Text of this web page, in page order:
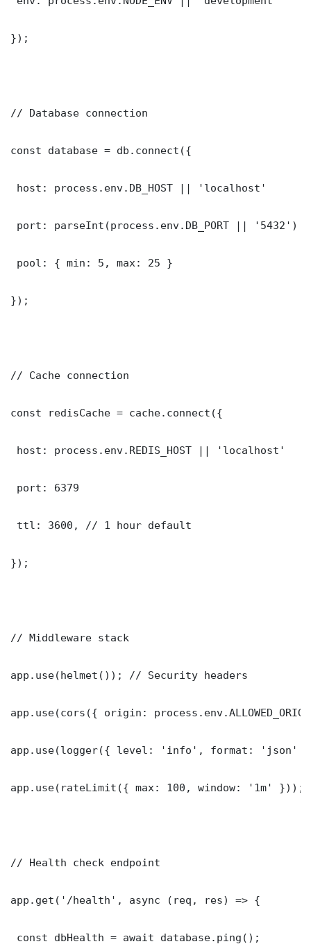
});
// Database connection
const database = db.connect({
host: process.env.DB_HOST || 'localhost'
port: parseInt(process.env.DB_PORT || '5432')
pool: { min: 5, max: 25 }
});
// Cache connection
const redisCache = cache.connect({
host: process.env.REDIS_HOST || 'localhost'
port: 6379
ttl: 3600, // 1 hour default
});
// Middleware stack
app.use(helmet()); // Security headers
app.use(cors({ origin:
app.use(logger({ level: 'info', format: 'json'
app.use(rateLimit({ max: 100, window: '1m' }));
// Health check endpoint
app.get('/health', async (req, res) => {
const dbHealth = await database.ping();